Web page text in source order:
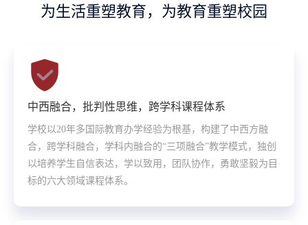
为生活重塑教育，为教育重塑校园
中西融合，批判性思维，跨学科课程体系
学校以20年多国际教育办学经验为根基，构建了中西方融
合，跨学科融合，学科内融合的“三项融合”教学模式，独创
以培养学生自信表达，学以致用，团队协作，勇敢坚毅为目
标的六大领域课程体系。